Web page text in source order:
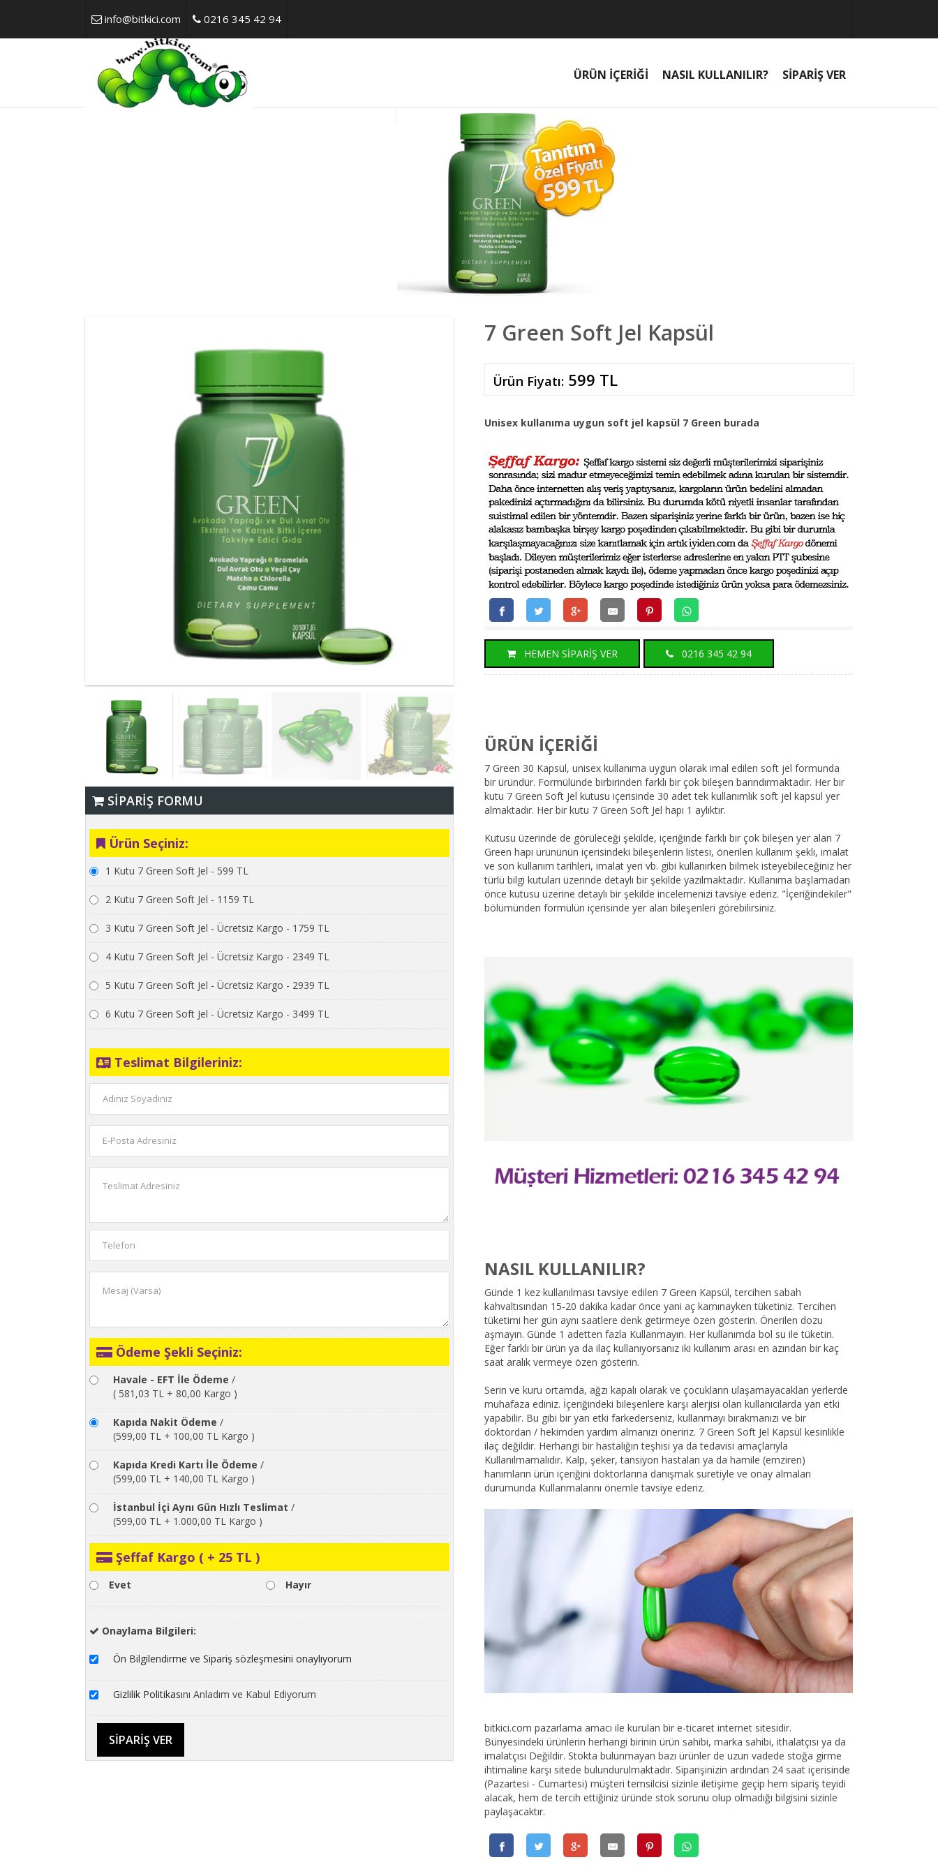
info@bitkici.com 0216 345 42 94
ÜRÜN İÇERİĞİ NASIL KULLANILIR? SİPARİŞ VER
SİPARİŞ FORMU
Ürün Seçiniz:
1 Kutu 7 Green Soft Jel - 599 TL
2 Kutu 7 Green Soft Jel - 1159 TL
3 Kutu 7 Green Soft Jel - Ücretsiz Kargo - 1759 TL
4 Kutu 7 Green Soft Jel - Ücretsiz Kargo - 2349 TL
5 Kutu 7 Green Soft Jel - Ücretsiz Kargo - 2939 TL
6 Kutu 7 Green Soft Jel - Ücretsiz Kargo - 3499 TL
Teslimat Bilgileriniz:
Ödeme Şekli Seçiniz:
Havale - EFT İle Ödeme /
( 581,03 TL + 80,00 Kargo )
Kapıda Nakit Ödeme /
(599,00 TL + 100,00 TL Kargo )
Kapıda Kredi Kartı İle Ödeme /
(599,00 TL + 140,00 TL Kargo )
İstanbul İçi Aynı Gün Hızlı Teslimat /
(599,00 TL + 1.000,00 TL Kargo )
Şeffaf Kargo ( + 25 TL )
Evet Hayır
Onaylama Bilgileri:
Ön Bilgilendirme ve Sipariş sözleşmesini onaylıyorum
Gizlilik Politikasını Anladım ve Kabul Ediyorum
7 Green Soft Jel Kapsül
Ürün Fiyatı:599 TL
Unisex kullanıma uygun soft jel kapsül 7 Green burada
HEMEN SİPARİŞ VER 0216 345 42 94
ÜRÜN İÇERİĞİ
7 Green 30 Kapsül, unisex kullanıma uygun olarak imal edilen soft jel formunda
bir üründür. Formülünde birbirinden farklı bir çok bileşen barındırmaktadır. Her bir
kutu 7 Green Soft Jel kutusu içerisinde 30 adet tek kullanımlık soft jel kapsül yer
almaktadır. Her bir kutu 7 Green Soft Jel hapı 1 aylıktır.
Kutusu üzerinde de görüleceği şekilde, içeriğinde farklı bir çok bileşen yer alan 7
Green hapı ürününün içerisindeki bileşenlerin listesi, önerilen kullanım şekli, imalat
ve son kullanım tarihleri, imalat yeri vb. gibi kullanırken bilmek isteyebileceğiniz her
türlü bilgi kutuları üzerinde detaylı bir şekilde yazılmaktadır. Kullanıma başlamadan
önce kutusu üzerine detaylı bir şekilde incelemenizi tavsiye ederiz. "İçeriğindekiler"
bölümünden formülün içerisinde yer alan bileşenleri görebilirsiniz.
NASIL KULLANILIR?
Günde 1 kez kullanılması tavsiye edilen 7 Green Kapsül, tercihen sabah
kahvaltısından 15-20 dakika kadar önce yani aç karnınayken tüketiniz. Tercihen
tüketimi her gün aynı saatlere denk getirmeye özen gösterin. Önerilen dozu
aşmayın. Günde 1 adetten fazla Kullanmayın. Her kullanımda bol su ile tüketin.
Eğer farklı bir ürün ya da ilaç kullanıyorsanız iki kullanım arası en azından bir kaç
saat aralık vermeye özen gösterin.
Serin ve kuru ortamda, ağzı kapalı olarak ve çocukların ulaşamayacakları yerlerde
muhafaza ediniz. İçeriğindeki bileşenlere karşı alerjisi olan kullanıcılarda yan etki
yapabilir. Bu gibi bir yan etki farkederseniz, kullanmayı bırakmanızı ve bir
doktordan / hekimden yardım almanızı öneririz. 7 Green Soft Jel Kapsül kesinlikle
ilaç değildir. Herhangi bir hastalığın teşhisi ya da tedavisi amaçlarıyla
Kullanılmamalıdır. Kalp, şeker, tansiyon hastaları ya da hamile (emziren)
hanımların ürün içeriğini doktorlarına danışmak suretiyle ve onay almaları
durumunda Kullanmalarını önemle tavsiye ederiz.
bitkici.com pazarlama amacı ile kurulan bir e-ticaret internet sitesidir.
Bünyesindeki ürünlerin herhangi birinin ürün sahibi, marka sahibi, ithalatçısı ya da
imalatçısı Değildir. Stokta bulunmayan bazı ürünler de uzun vadede stoğa girme
ihtimaline karşı sitede bulundurulmaktadır. Siparişinizin ardından 24 saat içerisinde
(Pazartesi - Cumartesi) müşteri temsilcisi sizinle iletişime geçip hem sipariş teyidi
alacak, hem de tercih ettiğiniz üründe stok sorunu olup olmadığı bilgisini sizinle
paylaşacaktır.